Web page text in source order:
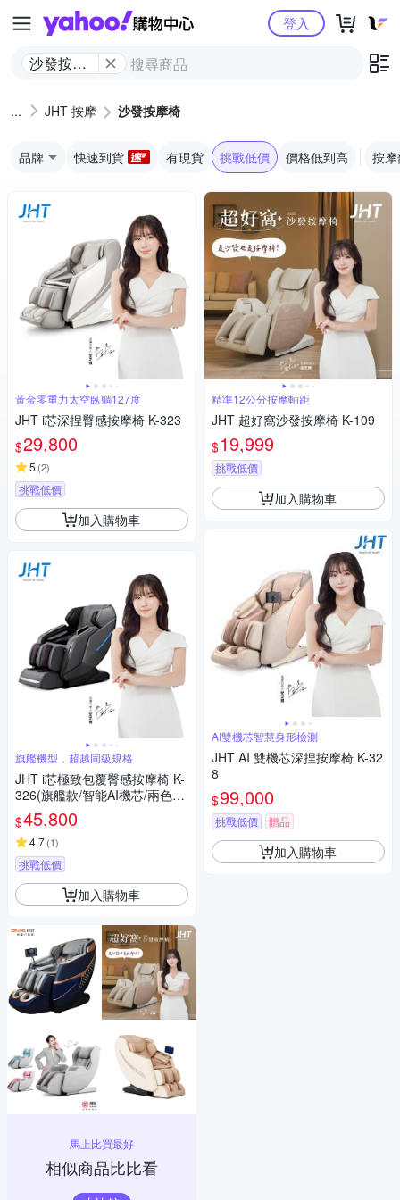
Yahoo購物中心
沙發按摩
登入
JHT 按摩 沙發按摩椅
品牌 快速到貨 有現貨 挑戰低價 價格低到高 按
黃金零重力太空臥躺127度
JHT i芯深捏臀感按摩椅 K-323
$29,800
5 (2)
挑戰低價
加入購物車
旗艦機型，超越同級規格
JHT i芯極致包覆臀感按摩椅 K-
326(旗艦款/智能AI機芯/兩色可
選)
$45,800
4.7(1)
挑戰低價
加入購物車
馬上比買最好
相似商品比比看
精準12公分按摩軸距
JHT 超好窩沙發按摩椅 K-109
$19,999
挑戰低價
加入購物車
AI雙機芯智慧身形檢測
JHT AI 雙機芯深捏按摩椅 K-32
8
$99,000
挑戰低價 贈品
加入購物車